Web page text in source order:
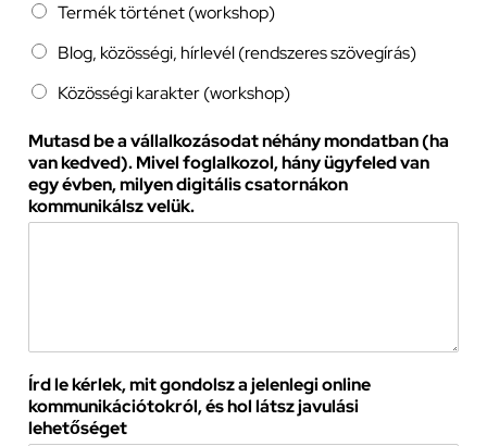
Termék történet (workshop)
Blog, közösségi, hírlevél (rendszeres szövegírás)
Közösségi karakter (workshop)
Mutasd be a vállalkozásodat néhány mondatban (ha
van kedved). Mivel foglalkozol, hány ügyfeled van
egy évben, milyen digitális csatornákon
kommunikálsz velük.
Írd le kérlek, mit gondolsz a jelenlegi online
kommunikációtokról, és hol látsz javulási
lehetőséget